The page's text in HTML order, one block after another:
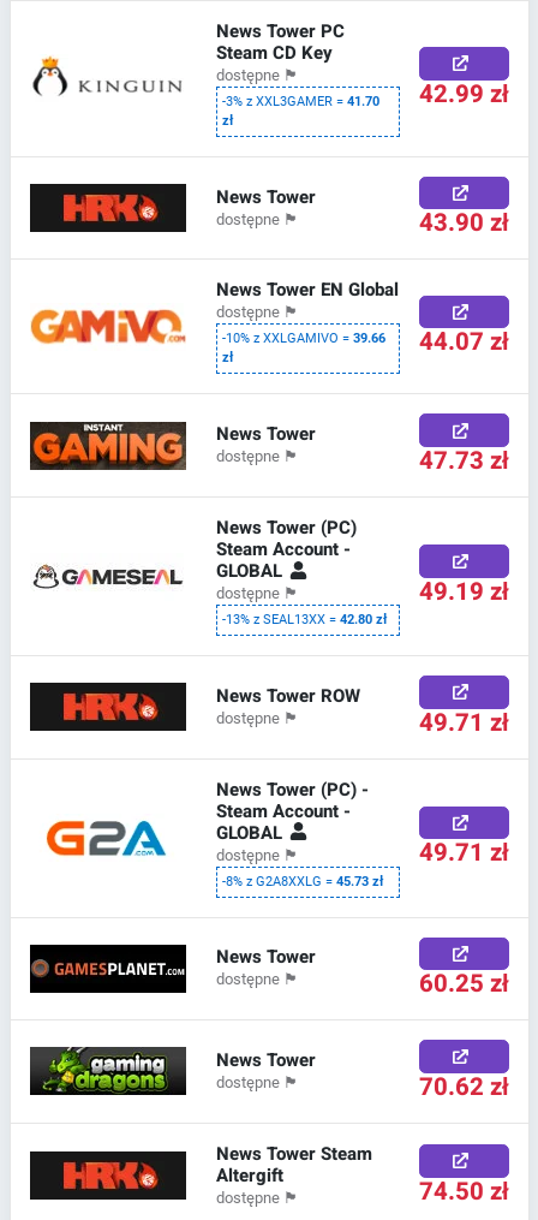
News Tower PC
Steam CD Key
dostępne 🏴
-3% z XXL3GAMER =41.70
zł
42.99 zł
News Tower
dostępne 🏴 43.90 zł
News Tower EN Global
dostępne 🏴
-10% z XXLGAMIVO =39.66
zł
44.07 zł
News Tower
dostępne 🏴 47.73 zł
News Tower (PC)
Steam Account -
GLOBAL
dostępne 🏴
-13% z SEAL13XX =42.80 zł
49.19 zł
News Tower ROW
dostępne 🏴 49.71 zł
News Tower (PC) -
Steam Account -
GLOBAL
dostępne 🏴
-8% z G2A8XXLG =45.73 zł
49.71 zł
News Tower
dostępne 🏴 60.25 zł
News Tower
dostępne 🏴 70.62 zł
News Tower Steam
Altergift
dostępne 🏴 74.50 zł